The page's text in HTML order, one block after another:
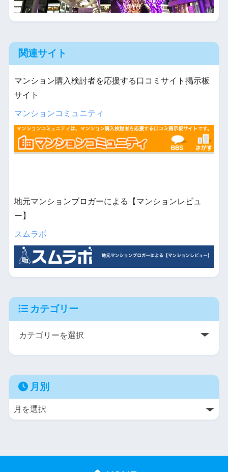
関連サイト
マンション購入検討者を応援する口コミサイト掲示板
サイト
マンションコミュニティ
地元マンションブロガーによる【マンションレビュ
ー】
スムラボ
カテゴリー
月別